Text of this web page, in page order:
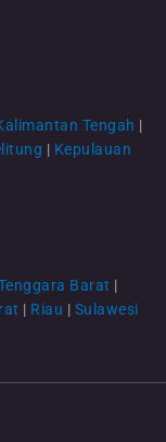
Tengah |
| Kepulauan
Barat |
| Riau | Sulawesi